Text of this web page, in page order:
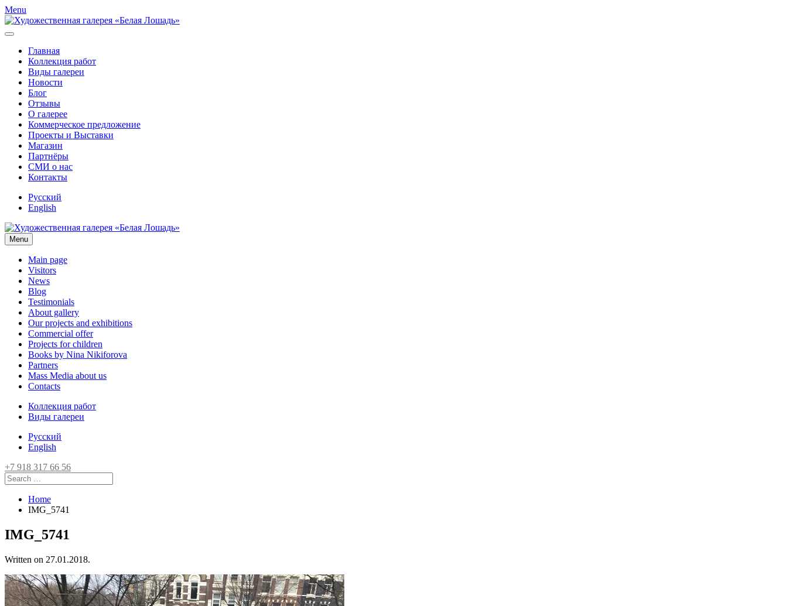
Menu
Главная
Коллекция работ
Виды галереи
Новости
Блог
Отзывы
О галерее
Коммерческое предложение
Проекты и Выставки
Магазин
Партнёры
СМИ о нас
Контакты
Русский
English
Menu
Main page
Visitors
News
Blog
Testimonials
About gallery
Our projects and exhibitions
Commercial offer
Projects for children
Books by Nina Nikiforova
Partners
Mass Media about us
Contacts
Коллекция работ
Виды галереи
Русский
English
+7 918 317 66 56
Home
IMG_5741
IMG_5741
Written on 27.01.2018.